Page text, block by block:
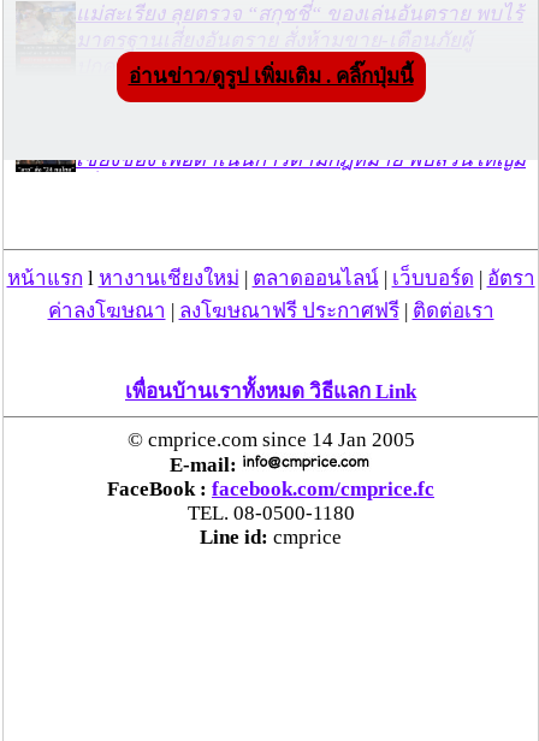
แม่สะเรียง ลุยตรวจ “สกุชชี่“ ของเล่นอันตราย พบไร้
มาตรฐานเสี่ยงอันตราย สั่งห้ามขาย-เตือนภัยผู้
ปกครองเฝ้าระวังบุตรหลาน
เชียงของ เพื่อดำเนินการตามกฎหมาย พบส่วนใหญ่มี
“ตรีนุช” เปิดตัวระบบ “e-WorkPermit” ลงทะเบียน
แรงงานต่างด้าวออนไลน์ ให้บริการ 24 ชั่วโมงทั่ว
ประเทศ เริ่ม 13 ต.ค. นี้
คพ. เผยผลตรวจคุณภาพน้ำแม่น้ำกก-แม่น้ำสาย-
แม่น้ำรวก-แม่น้ำโขง พื้นที่เชียงใหม่-เชียงราย ครั้งที่
8 “พบสารหนูสูงเกินค่ามาตรฐาน“
ไทยยังน่าลงทุน หลังพบต่างชาติเชื่อมั่นลงทุนครึ่งปี
แรก 1.1 แสนล้านบาท
อ่านข่าว/ดูรูป เพิ่มเติม . คลิ๊กปุ่มนี้
หน้าแรก l หางานเชียงใหม่ | ตลาดออนไลน์| เว็บบอร์ด | อัตรา
ค่าลงโฆษณา | ลงโฆษณาฟรี ประกาศฟรี| ติดต่อเรา
เพื่อนบ้านเราทั้งหมด วิธีแลก Link
© cmprice.com since 14 Jan 2005
E-mail:
FaceBook : facebook.com/cmprice.fc
TEL. 08-0500-1180
Line id: cmprice